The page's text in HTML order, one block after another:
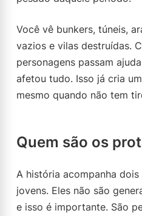
Você vê bunkers, túneis,
vazios e vilas destruídas.
personagens passam
afetou tudo. Isso já cria
mesmo quando não tem
Quem são os
A história acompanha
jovens. Eles não são
e isso é importante. São